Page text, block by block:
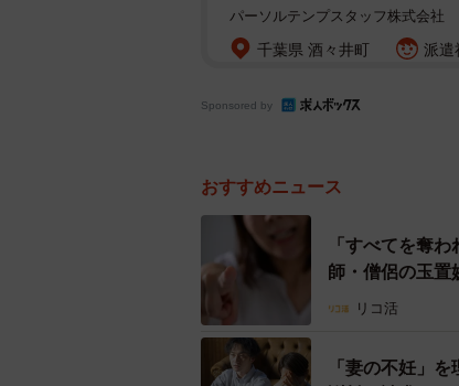
ルやSNSのやり取り、写真や
きた際の交渉で大きく役立つ
能性があります。ご自身が納得
いて理解する必要があります。
◆不倫の慰謝料請求で合法的に
不倫によって精神的苦痛を受け
す。
パーソルテンプスタッフ株式会社
千葉県 酒々井町 派遣
Sponsored by
おすすめニュース
「すべてを奪
師・僧侶の玉置
リコ活
「妻の不妊」